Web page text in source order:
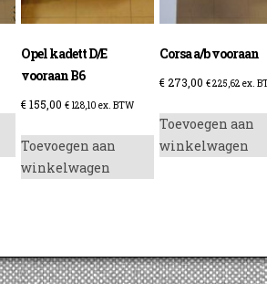
Opel kadett D/E
vooraan B6
€155,00 € 128,10 ex. BTW
Toevoegen aan
winkelwagen
Corsa a/b vooraan
€273,00 €225,62 ex.
Toevoegen aan
winkelwagen